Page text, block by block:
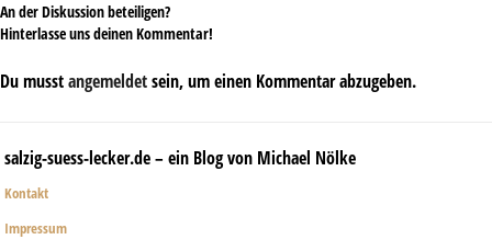
An der Diskussion beteiligen?
Hinterlasse uns deinen Kommentar!
Du musstangemeldetsein, um einen Kommentar abzugeben.
salzig-suess-lecker.de – ein Blog von Michael Nölke
Kontakt
Impressum